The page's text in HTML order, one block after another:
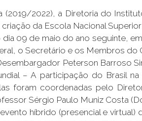
2022), a Diretoria do
da Escola Nacional
09 de maio do ano seguinte,
o Secretário e os Membros
Peterson Barroso
– A participação do Brasil
foram coordenadas pelo
Sérgio Paulo Muniz Costa
híbrido (presencial e virtual)